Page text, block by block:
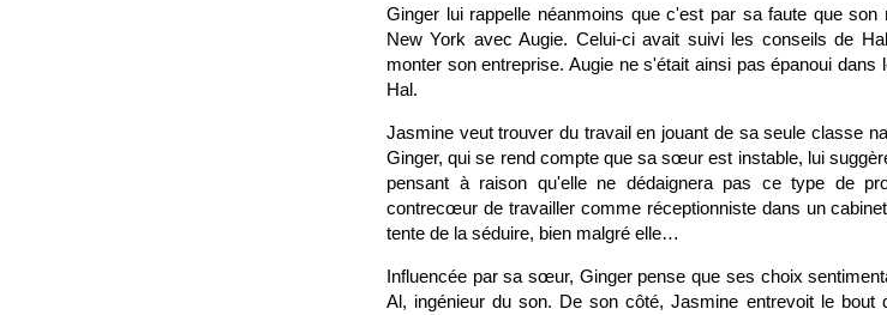
Ginger lui rappelle néanmoins que c'est par sa faute que
New York avec Augie. Celui-ci avait suivi les conseils de
monter son entreprise. Augie ne s'était ainsi pas épanoui
Hal.
Jasmine veut trouver du travail en jouant de sa seule classe
Ginger, qui se rend compte que sa sœur est instable, lui
pensant à raison qu'elle ne dédaignera pas ce type de
contrecœur de travailler comme réceptionniste dans un
tente de la séduire, bien malgré elle…
Influencée par sa sœur, Ginger pense que ses choix
Al, ingénieur du son. De son côté, Jasmine entrevoit le bout